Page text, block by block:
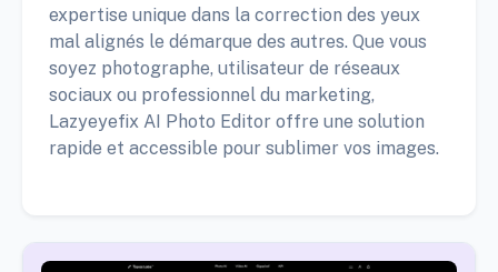
expertise unique dans la correction des yeux
mal alignés le démarque des autres. Que vous
soyez photographe, utilisateur de réseaux
sociaux ou professionnel du marketing,
Lazyeyefix AI Photo Editor offre une solution
rapide et accessible pour sublimer vos images.